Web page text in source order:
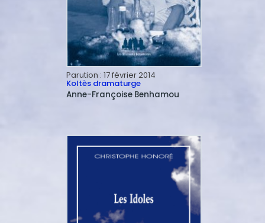
Parution : 17 février 2014
Koltès dramaturge
Anne-Françoise Benhamou